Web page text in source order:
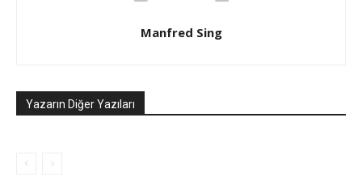
Manfred Sing
Yazarın Diğer Yazıları